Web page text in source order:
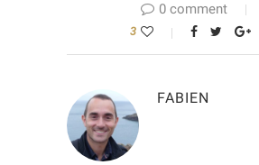
0 comment
3
FABIEN